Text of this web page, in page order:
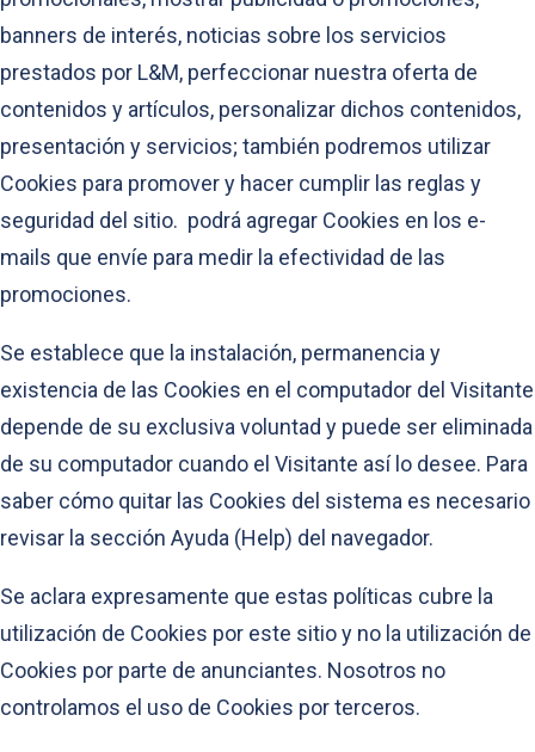
banners de interés, noticias sobre los servicios
prestados por L&M, perfeccionar nuestra oferta de
contenidos y artículos, personalizar dichos contenidos,
presentación y servicios; también podremos utilizar
Cookies para promover y hacer cumplir las reglas y
seguridad del sitio. podrá agregar Cookies en los e-
mails que envíe para medir la efectividad de las
promociones.
Se establece que la instalación, permanencia y
existencia de las Cookies en el computador del Visitante
depende de su exclusiva voluntad y puede ser eliminada
de su computador cuando el Visitante así lo desee. Para
saber cómo quitar las Cookies del sistema es necesario
revisar la sección Ayuda (Help) del navegador.
Se aclara expresamente que estas políticas cubre la
utilización de Cookies por este sitio y no la utilización de
Cookies por parte de anunciantes. Nosotros no
controlamos el uso de Cookies por terceros.